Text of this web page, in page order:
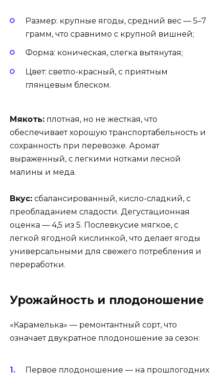
Размер: крупные ягоды, средний вес — 5–7
грамм, что сравнимо с крупной вишней;
Форма: коническая, слегка вытянутая;
Цвет: светло-красный, с приятным
глянцевым блеском.
Мякоть: плотная, но не жесткая, что
обеспечивает хорошую транспортабельность и
сохранность при перевозке. Аромат
выраженный, с легкими нотками лесной
малины и меда.
Вкус: сбалансированный, кисло-сладкий, с
преобладанием сладости. Дегустационная
оценка — 4,5 из 5. Послевкусие мягкое, с
легкой ягодной кислинкой, что делает ягоды
универсальными для свежего потребления и
переработки.
Урожайность и плодоношение
«Карамелька» — ремонтантный сорт, что
означает двукратное плодоношение за сезон:
Первое плодоношение — на прошлогодних